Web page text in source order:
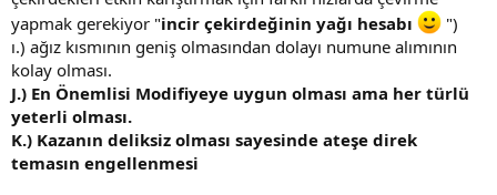
yapmak gerekiyor "incir çekirdeğinin yağı hesabı
")
ı.) ağız kısmının geniş olmasından dolayı numune alımının
kolay olması.
J.) En Önemlisi Modifiyeye uygun olması ama her türlü
yeterli olması.
K.) Kazanın deliksiz olması sayesinde ateşe direk
temasın engellenmesi